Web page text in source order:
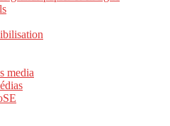
media